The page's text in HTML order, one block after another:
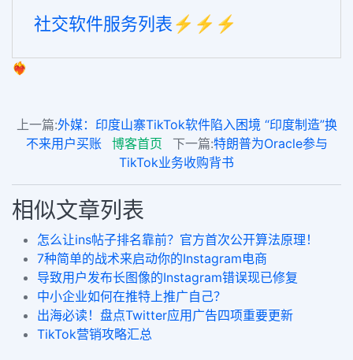
社交软件服务列表⚡️⚡️⚡️
❤️‍🔥
上一篇:外媒：印度山寨TikTok软件陷入困境 “印度制造”换
不来用户买账
博客首页 下一篇:特朗普为Oracle参与
TikTok业务收购背书
相似文章列表
怎么让ins帖子排名靠前？官方首次公开算法原理！
7种简单的战术来启动你的Instagram电商
导致用户发布长图像的Instagram错误现已修复
中小企业如何在推特上推广自己？
出海必读！盘点Twitter应用广告四项重要更新
TikTok营销攻略汇总